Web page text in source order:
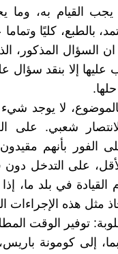
القيام به،
بالطبع، كليًا
ان السؤال
عليها إلا بنقد سؤال
لا يوجد
شعبي. على
الفور بأنهم
على التدخل
القيادة في بلد ما،
مثل هذه الإجراءات
توفير الوقت
إلى كومونة